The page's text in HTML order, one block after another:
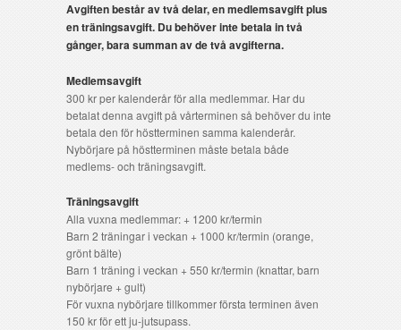
Avgiften består av två delar, en medlemsavgift plus
en träningsavgift. Du behöver inte betala in två
gånger, bara summan av de två avgifterna.
Medlemsavgift
300 kr per kalenderår för alla medlemmar. Har du
betalat denna avgift på vårterminen så behöver du inte
betala den för höstterminen samma kalenderår.
Nybörjare på höstterminen måste betala både
medlems- och träningsavgift.
Träningsavgift
Alla vuxna medlemmar: + 1200 kr/termin
Barn 2 träningar i veckan + 1000 kr/termin (orange,
grönt bälte)
Barn 1 träning i veckan + 550 kr/termin (knattar, barn
nybörjare + gult)
För vuxna nybörjare tillkommer första terminen även
150 kr för ett ju-jutsupass.